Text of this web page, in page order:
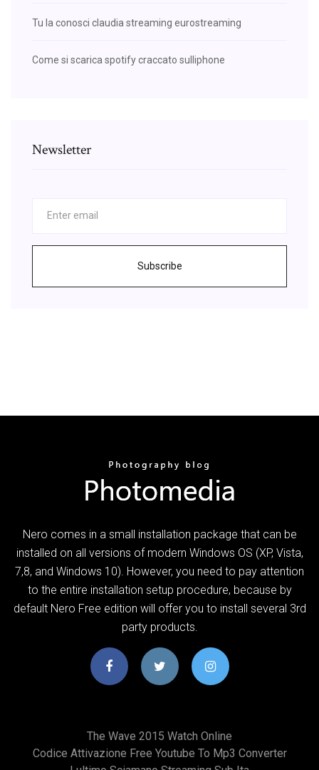
Tu la conosci claudia streaming eurostreaming
Come si scarica spotify craccato sulliphone
Newsletter
Subscribe
Nero comes in a small installation package that can be
installed on all versions of modern Windows OS (XP, Vista,
7,8, and Windows 10). However, you need to pay attention
to the entire installation setup procedure, because by
default Nero Free edition will offer you to install several 3rd
party products.
The Wave 2015 Watch Online
Codice Attivazione Free Youtube To Mp3 Converter